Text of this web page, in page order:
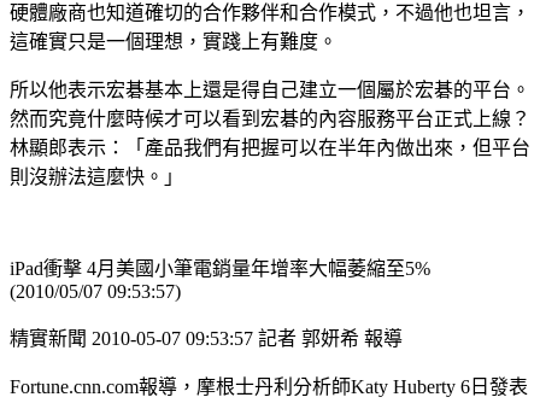
硬體廠商也知道確切的合作夥伴和合作模式，不過他也坦言，
這確實只是一個理想，實踐上有難度。
所以他表示宏碁基本上還是得自己建立一個屬於宏碁的平台。
然而究竟什麼時候才可以看到宏碁的內容服務平台正式上線？
林顯郎表示：「產品我們有把握可以在半年內做出來，但平台
則沒辦法這麼快。」
iPad衝擊 4月美國小筆電銷量年增率大幅萎縮至5%
(2010/05/07 09:53:57)
精實新聞 2010-05-07 09:53:57 記者 郭妍希 報導
Fortune.cnn.com報導，摩根士丹利分析師Katy Huberty 6日發表